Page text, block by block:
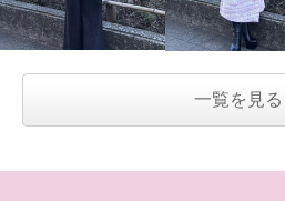
一覧を見る